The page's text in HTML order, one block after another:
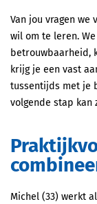
Van jou vragen we
wil om te leren.
betrouwbaarheid,
krijg je een vast
tussentijds met je
volgende stap kan
Praktijkvoorbeeld: Michel
Michel (33) werkt